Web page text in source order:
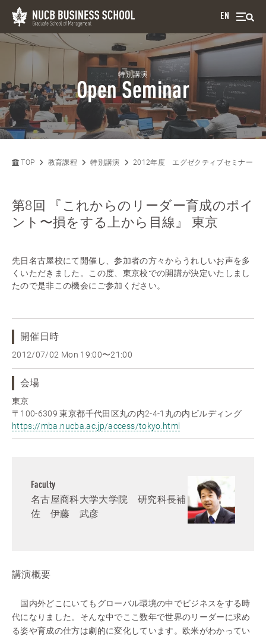
EN
特別講演
Open Seminar
TOP 教育課程 特別講演 2012年度 エグゼクティブセミナー
第8回 『これからのリーダー育成のポイ
ント〜損をする上から目線』 東京
先日名古屋校にて開催し、参加者の方々からうれしいお声を多
くいただきました。この度、東京校での開講が決定いたしまし
たので是非この機会にご参加ください。
開催日時
2012/07/02 Mon 19:00〜21:00
会場
東京
〒100-6309 東京都千代田区丸の内2-4-1丸の内ビルディング
https://mba.nucba.ac.jp/access/tokyo.html
Faculty
名古屋商科大学大学院 研究科長補
佐 伊藤 武彦
講演概要
国内外どこにいてもグローバル環境の中でビジネスをする時
代になりました。そんな中でここ数年で世界のリーダーに求め
る姿や育成の仕方は劇的に変化しています。欧米がわかってい